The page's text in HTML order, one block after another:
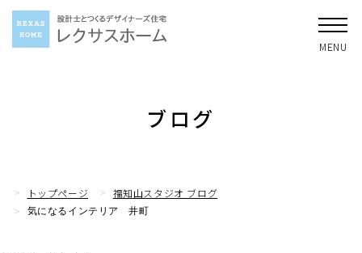
ブログ
トップページ 福知山スタジオ ブログ
気になるインテリア 井町